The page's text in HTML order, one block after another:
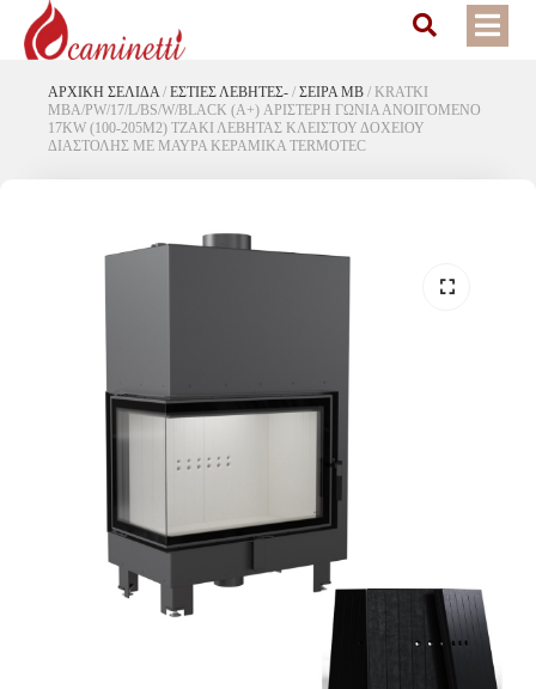
ΑΡΧΙΚΉ ΣΕΛΊΔΑ / ΕΣΤΙΕΣ ΛΕΒΗΤΕΣ- / ΣΕΙΡΑ MB / KRATKI
MBA/PW/17/L/BS/W/BLACK (A+) ΑΡΙΣΤΕΡΗ ΓΩΝΙΑ ΑΝΟΙΓΟΜΕΝΟ
17KW (100-205M2) ΤΖΑΚΙ ΛΕΒΗΤΑΣ ΚΛΕΙΣΤΟΥ ΔΟΧΕΙΟΥ
ΔΙΑΣΤΟΛΗΣ ΜΕ ΜΑΥΡΑ ΚΕΡΑΜΙΚΑ TERMOTEC